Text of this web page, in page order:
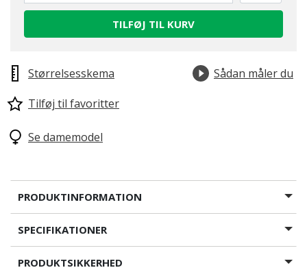
TILFØJ TIL KURV
Størrelsesskema
Sådan måler du
Tilføj til favoritter
Se damemodel
PRODUKTINFORMATION
SPECIFIKATIONER
PRODUKTSIKKERHED